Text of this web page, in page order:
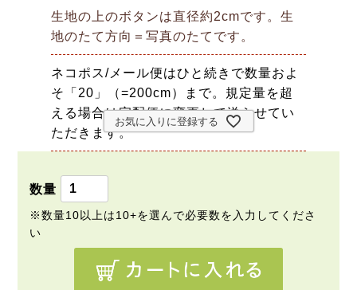
生地の上のボタンは直径約2cmです。生
地のたて方向＝写真のたてです。
ネコポス/メール便はひと続きで数量およ
そ「20」（=200cm）まで。規定量を超
える場合は宅配便に変更して送らせてい
ただきます。
お気に入りに登録する